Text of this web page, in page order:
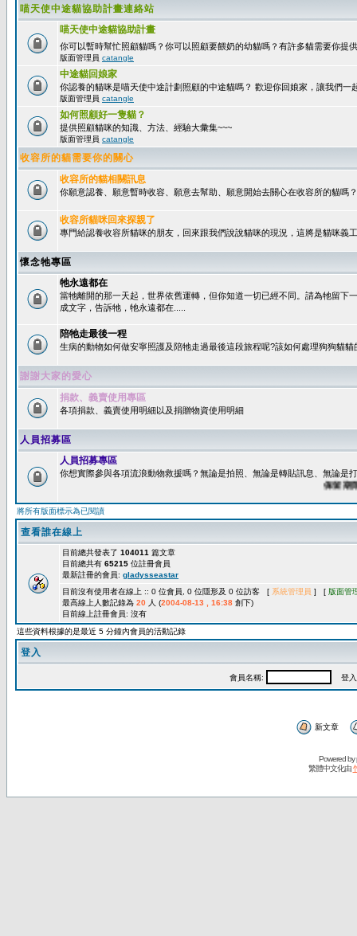
喵天使中途貓協助計畫連絡站
喵天使中途貓協助計畫
你可以暫時幫忙照顧貓嗎？你可以照顧要餵奶的幼貓嗎？有許多貓需要你提
版面管理員 catangle
中途貓回娘家
你認養的貓咪是喵天使中途計劃照顧的中途貓嗎？ 歡迎你回娘家，讓我們一
版面管理員 catangle
如何照顧好一隻貓？
提供照顧貓咪的知識、方法、經驗大彙集~~~
版面管理員 catangle
收容所的貓需要你的關心
收容所的貓相關訊息
你願意認養、願意暫時收容、願意去幫助、願意開始去關心在收容所的貓嗎？
收容所貓咪回來探親了
專門給認養收容所貓咪的朋友，回來跟我們說說貓咪的現況，這將是貓咪義
懷念牠專區
牠永遠都在
當牠離開的那一天起，世界依舊運轉，但你知道一切已經不同。請為牠留下
成文字，告訴牠，牠永遠都在.....
陪牠走最後一程
生病的動物如何做安寧照護及陪牠走過最後這段旅程呢?該如何處理狗狗貓貓
謝謝大家的愛心
捐款、義賣使用專區
各項捐款、義賣使用明細以及捐贈物資使用明細
人員招募區
人員招募專區
你想實際參與各項流浪動物救援嗎？無論是拍照、無論是轉貼訊息、無論是
保留期限：
將所有版面標示為已閱讀
查看誰在線上
目前總共發表了 104011 篇文章
目前總共有 65215 位註冊會員
最新註冊的會員: gladysseastar
目前沒有使用者在線上 :: 0 位會員, 0 位隱形及 0 位訪客 [ 系統管理員 ] [ 版面管
最高線上人數記錄為 20 人 (2004-08-13 , 16:38 創下)
目前線上註冊會員: 沒有
這些資料根據的是最近 5 分鐘內會員的活動記錄
登入
會員名稱: 登入
新文章
Powered by
繁體中文化由